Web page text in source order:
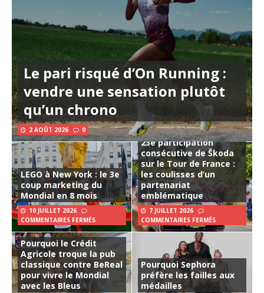
Le pari risqué d’On Running :
vendre une sensation plutôt
qu’un chrono
2 AOÛT 2026 0
LEGO à New York : le 3e
coup marketing du
Mondial en 8 mois
10 JUILLET 2026
COMMENTAIRES FERMÉS
23e participation
consécutive de Škoda
sur le Tour de France :
les coulisses d’un
partenariat
emblématique
7 JUILLET 2026
COMMENTAIRES FERMÉS
Pourquoi le Crédit
Agricole troque la pub
classique contre BeReal
pour vivre le Mondial
avec les Bleus
Pourquoi Sephora
préfère les failles aux
médailles